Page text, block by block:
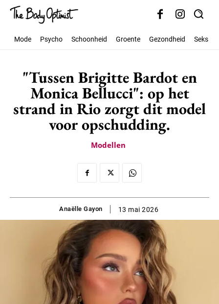
Mode Psycho Schoonheid Groente Gezondheid Seks
"Tussen Brigitte Bardot en
Monica Bellucci": op het
strand in Rio zorgt dit model
voor opschudding.
Modellen
Anaëlle Gayon 13 mai 2026